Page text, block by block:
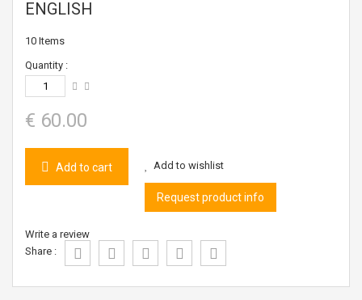
ENGLISH
10 Items
Quantity :
€ 60.00
Add to cart Add to wishlist
Request product info
Write a review
Share :